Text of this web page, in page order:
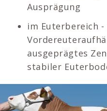
Ausprägung
im Euterbereich
ausgeprägtes
stabiler